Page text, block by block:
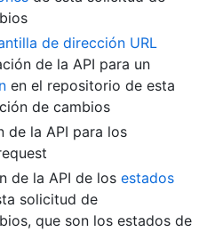
de dirección URL
de la API para un
en el repositorio de esta
de cambios
de la API para los
de la API de los estados
solicitud de
que son los estados de